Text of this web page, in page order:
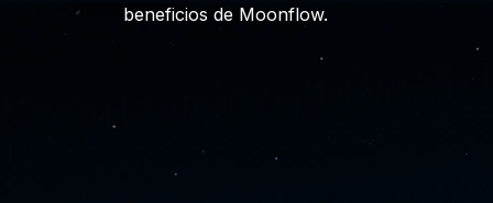
beneficios de Moonflow.